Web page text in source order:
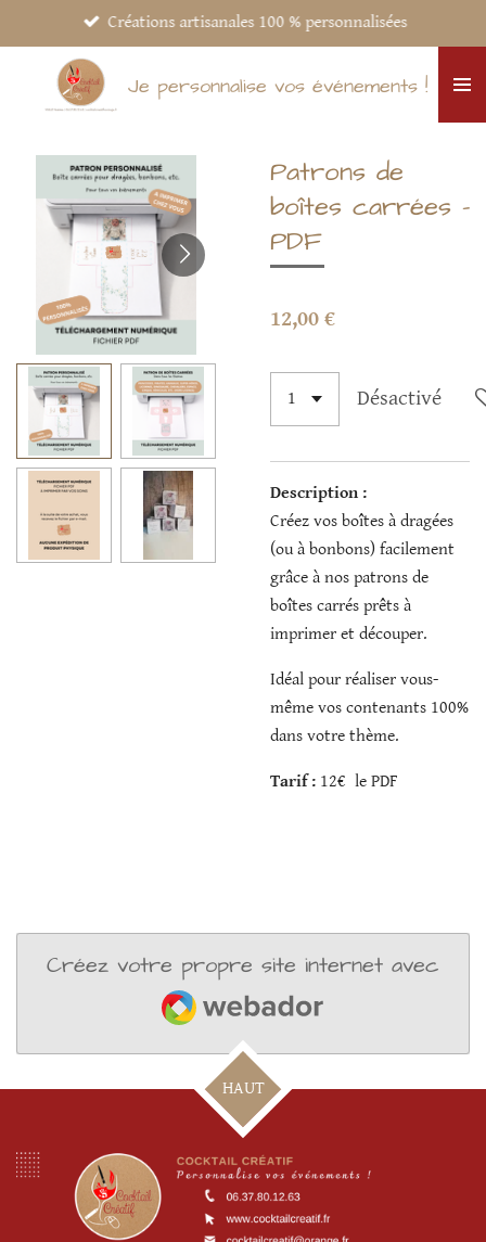
au
contenu
principal
Je personnalise vos événements !
Créations artisanales 100 % personnalisées
Patrons de
boîtes carrées –
PDF
12,00 €
Désactivé
Description :
Créez vos boîtes à dragées
(ou à bonbons) facilement
grâce à nos patrons de
boîtes carrés prêts à
imprimer et découper.
Idéal pour réaliser vous-
même vos contenants 100%
dans votre thème.
Tarif : 12€ le PDF
Créez votre propre site internet avec
Webador
HAUT